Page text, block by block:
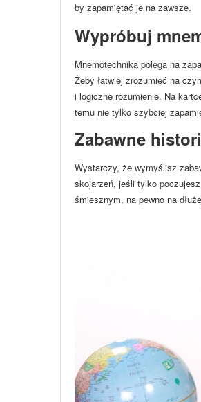
by zapamiętać je na zawsze.
Wypróbuj
Mnemotechnika polega na
Żeby łatwiej zrozumieć na
i logiczne rozumienie. Na
temu nie tylko szybciej
Zabawne
Wystarczy, że wymyślisz
skojarzeń, jeśli tylko
śmiesznym, na pewno na